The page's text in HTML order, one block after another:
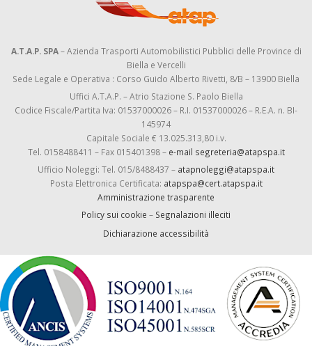
A.T.A.P. SPA– Azienda Trasporti Automobilistici Pubblici delle Province di
Biella e Vercelli
Sede Legale e Operativa : Corso Guido Alberto Rivetti, 8/B – 13900 Biella
Uffici A.T.A.P. – Atrio Stazione S. Paolo Biella
Codice Fiscale/Partita Iva: 01537000026 – R.I. 01537000026 – R.E.A. n. BI-
145974
Capitale Sociale € 13.025.313,80 i.v.
Tel. 0158488411 – Fax 015401398 – e-mail segreteria@atapspa.it
Ufficio Noleggi: Tel. 015/8488437 – atapnoleggi@atapspa.it
Posta Elettronica Certificata: atapspa@cert.atapspa.it
Amministrazione trasparente
Policy sui cookie – Segnalazioni illeciti
Dichiarazione accessibilità